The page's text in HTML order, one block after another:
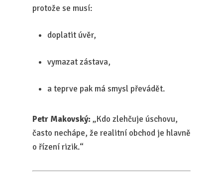
protože se musí:
doplatit úvěr,
vymazat zástava,
a teprve pak má smysl převádět.
Petr Makovský: „Kdo zlehčuje úschovu,
často nechápe, že realitní obchod je hlavně
o řízení rizik.“